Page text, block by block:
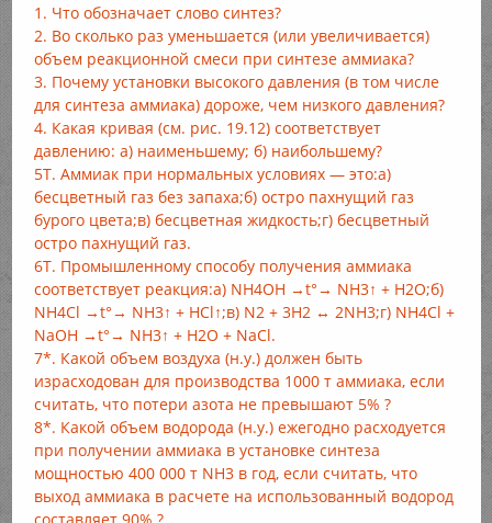
1. Что обозначает слово синтез?
2. Во сколько раз уменьшается (или увеличивается)
объем реакционной смеси при синтезе аммиака?
3. Почему установки высокого давления (в том числе
для синтеза аммиака) дороже, чем низкого давления?
4. Какая кривая (см. рис. 19.12) соответствует
давлению: а) наименьшему; б) наибольшему?
5Т. Аммиак при нормальных условиях — это:а)
бесцветный газ без запаха;б) остро пахнущий газ
бурого цвета;в) бесцветная жидкость;г) бесцветный
остро пахнущий газ.
6Т. Промышленному способу получения аммиака
соответствует реакция:а) NH4OH →t°→ NH3↑ + Н2O;б)
NH4Cl →t°→ NH3↑ + HCl↑;в) N2 + 3Н2 ↔ 2NH3;г) NH4Cl +
NaOH →t°→ NH3↑ + Н2O + NaCl.
7*. Какой объем воздуха (н.у.) должен быть
израсходован для производства 1000 т аммиака, если
считать, что потери азота не превышают 5% ?
8*. Какой объем водорода (н.у.) ежегодно расходуется
при получении аммиака в установке синтеза
мощностью 400 000 т NH3 в год, если считать, что
выход аммиака в расчете на использованный водород